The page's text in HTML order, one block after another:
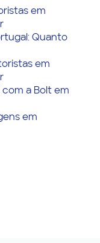
em
Quanto
em
com a Bolt em
em